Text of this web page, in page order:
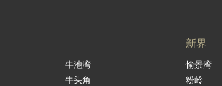
牛池湾
牛头角
新界
愉景湾
粉岭